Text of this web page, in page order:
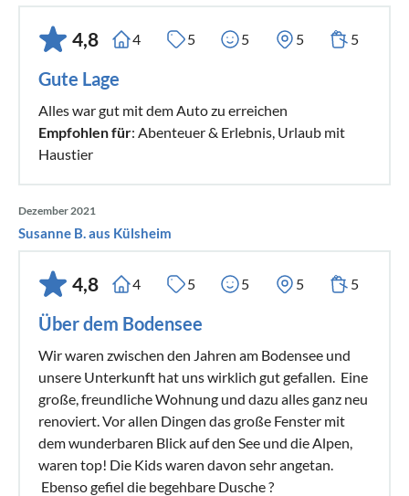
4,8 4 5 5 5 5
Gute Lage
Alles war gut mit dem Auto zu erreichen
Empfohlen für: Abenteuer & Erlebnis, Urlaub mit
Haustier
Dezember 2021
Susanne B. aus Külsheim
4,8 4 5 5 5 5
Über dem Bodensee
Wir waren zwischen den Jahren am Bodensee und
unsere Unterkunft hat uns wirklich gut gefallen. Eine
große, freundliche Wohnung und dazu alles ganz neu
renoviert. Vor allen Dingen das große Fenster mit
dem wunderbaren Blick auf den See und die Alpen,
waren top! Die Kids waren davon sehr angetan.
Ebenso gefiel die begehbare Dusche ?